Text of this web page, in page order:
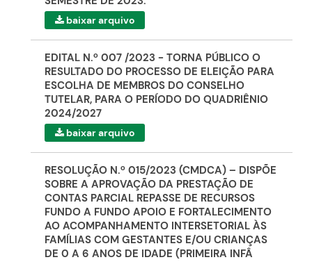
baixar arquivo
EDITAL N.º 007 /2023 - TORNA PÚBLICO O
RESULTADO DO PROCESSO DE ELEIÇÃO PARA
ESCOLHA DE MEMBROS DO CONSELHO
TUTELAR, PARA O PERÍODO DO QUADRIÊNIO
2024/2027
baixar arquivo
RESOLUÇÃO N.º 015/2023 (CMDCA) – DISPÕE
SOBRE A APROVAÇÃO DA PRESTAÇÃO DE
CONTAS PARCIAL REPASSE DE RECURSOS
FUNDO A FUNDO APOIO E FORTALECIMENTO
AO ACOMPANHAMENTO INTERSETORIAL ÀS
FAMÍLIAS COM GESTANTES E/OU CRIANÇAS
DE 0 A 6 ANOS DE IDADE (PRIMEIRA INFÂ